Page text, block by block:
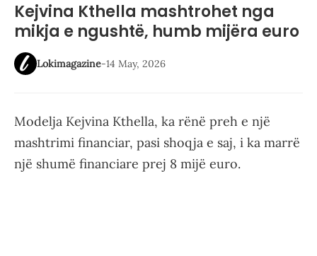
Kejvina Kthella mashtrohet nga
mikja e ngushtë, humb mijëra euro
Lokimagazine-14 May, 2026
Modelja Kejvina Kthella, ka rënë preh e një
mashtrimi financiar, pasi shoqja e saj, i ka marrë
një shumë financiare prej 8 mijë euro.